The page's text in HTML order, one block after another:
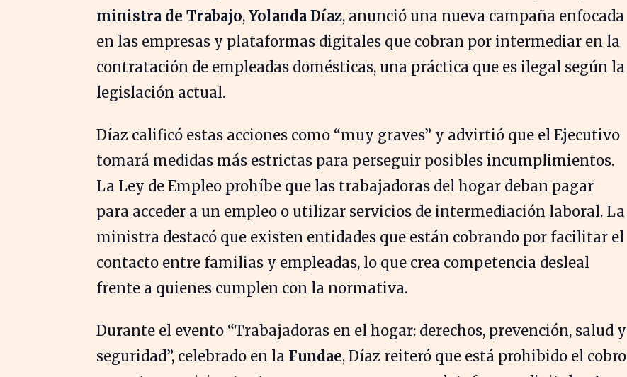
ministra de Trabajo, Yolanda Díaz, anunció una nueva campaña enfocada
en las empresas y plataformas digitales que cobran por intermediar en la
contratación de empleadas domésticas, una práctica que es ilegal según la
legislación actual.
Díaz calificó estas acciones como “muy graves” y advirtió que el Ejecutivo
tomará medidas más estrictas para perseguir posibles incumplimientos.
La Ley de Empleo prohíbe que las trabajadoras del hogar deban pagar
para acceder a un empleo o utilizar servicios de intermediación laboral. La
ministra destacó que existen entidades que están cobrando por facilitar el
contacto entre familias y empleadas, lo que crea competencia desleal
frente a quienes cumplen con la normativa.
Durante el evento “Trabajadoras en el hogar: derechos, prevención, salud y
seguridad”, celebrado en la Fundae, Díaz reiteró que está prohibido el cobro